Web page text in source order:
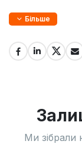
Більше
Ми зібрали